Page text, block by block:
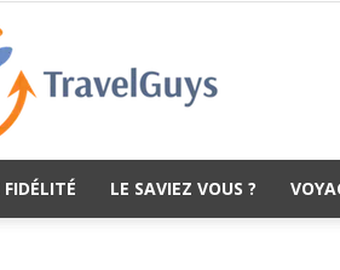
LE SAVIEZ VOUS ?